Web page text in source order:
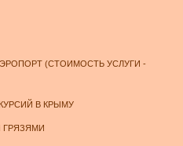
(СТОИМОСТЬ УСЛУГИ -
В КРЫМУ
ГРЯЗЯМИ